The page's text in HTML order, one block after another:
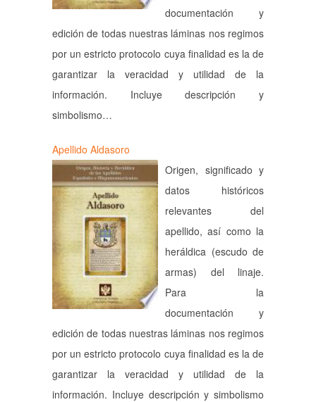
documentación y
edición de todas nuestras láminas nos regimos
por un estricto protocolo cuya finalidad es la de
garantizar la veracidad y utilidad de la
información. Incluye descripción y
simbolismo…
Apellido Aldasoro
Origen, significado y
datos históricos
relevantes del
apellido, así como la
heráldica (escudo de
armas) del linaje.
Para la
documentación y
edición de todas nuestras láminas nos regimos
por un estricto protocolo cuya finalidad es la de
garantizar la veracidad y utilidad de la
información. Incluye descripción y simbolismo